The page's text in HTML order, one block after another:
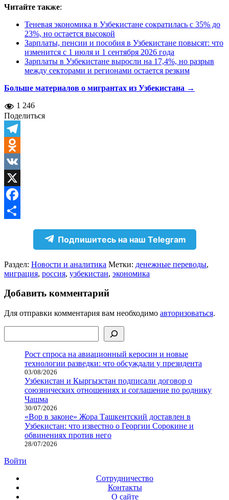
Читайте также:
Теневая экономика в Узбекистане сократилась с 35% до
23%, но остается высокой
Зарплаты, пенсии и пособия в Узбекистане повысят: что
изменится с 1 июля и 1 сентября 2026 года
Зарплаты в Узбекистане выросли на 17,4%, но разрыв
между секторами и регионами остается резким
Больше материалов о мигрантах из Узбекистана →
1 246
Поделиться
Telegram
Odnoklassniki
VK
X
Facebook
Подпишитесь на наш Telegram
Раздел: Новости и аналитика Метки: денежные переводы,
миграция, россия, узбекистан, экономика
Добавить комментарий
Для отправки комментария вам необходимо авторизоваться.
Рост спроса на авиационный керосин и новые
технологии разведки: что обсуждали у президента
03/08/2026
Узбекистан и Кыргызстан подписали договор о
союзнических отношениях и соглашение по роднику
Чашма
30/07/2026
«Вор в законе» Жора Ташкентский доставлен в
Узбекистан: что известно о Георгии Сорокине и
обвинениях против него
28/07/2026
Войти
Сотрудничество
Контакты
О сайте